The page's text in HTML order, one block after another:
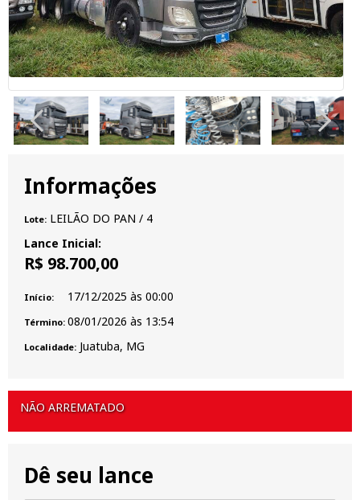
Informações
Lote: LEILÃO DO PAN / 4
Lance Inicial:
R$ 98.700,00
Início: 17/12/2025 às 00:00
Término: 08/01/2026 às 13:54
Localidade: Juatuba, MG
NÃO ARREMATADO
Dê seu lance